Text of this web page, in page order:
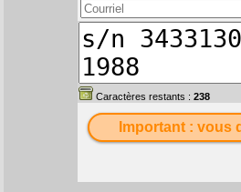
Caractères restants : 238
Important : vous